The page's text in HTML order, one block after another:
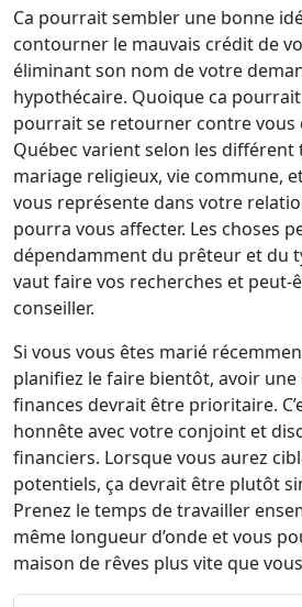
Ca pourrait sembler une bonne
contourner le mauvais crédit de
éliminant son nom de votre
hypothécaire. Quoique ca
pourrait se retourner contre vous
Québec varient selon les différent
mariage religieux, vie commune,
vous représente dans votre
pourra vous affecter. Les choses
dépendamment du prêteur et du
vaut faire vos recherches et peut-
conseiller.
Si vous vous êtes marié
planifiez le faire bientôt, avoir
finances devrait être prioritaire.
honnête avec votre conjoint et
financiers. Lorsque vous aurez
potentiels, ça devrait être plutôt
Prenez le temps de travailler
même longueur d’onde et vous
maison de rêves plus vite que